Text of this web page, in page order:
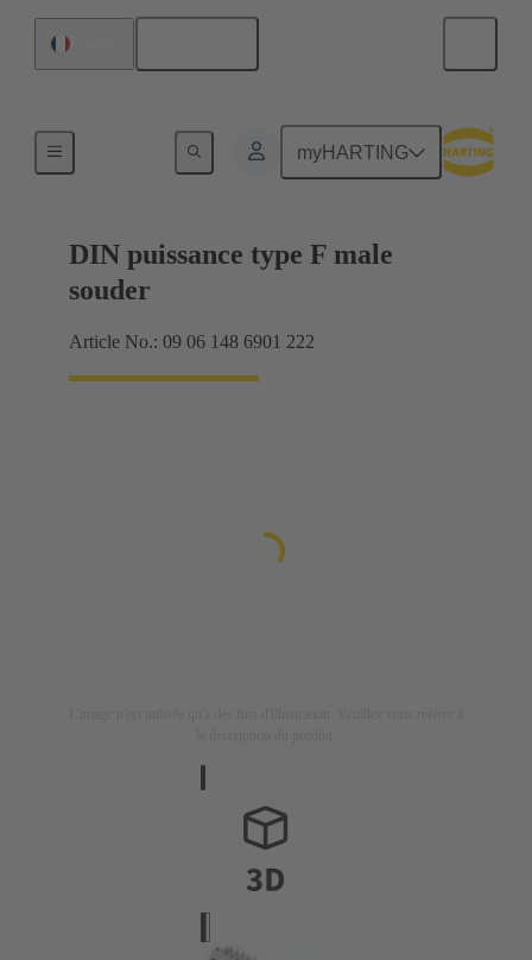
myHARTING
Raccordement carte mère à carte fille
DIN puissance type F male
souder
Article No.: 09 06 148 6901 222